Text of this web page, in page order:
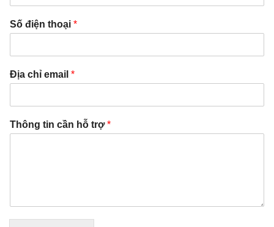
Số điện thoại *
Địa chỉ email *
Thông tin cần hỗ trợ*